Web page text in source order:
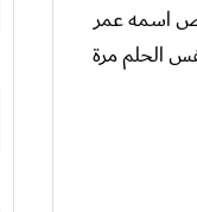
اسمه عمر
الحلم مرة